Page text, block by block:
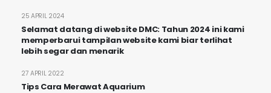
Selamat datang di website DMC: Tahun 2024 ini kami
memperbarui tampilan website kami biar terlihat
lebih segar dan menarik
25 APRIL 2024
Tips Cara Merawat Aquarium
27 APRIL 2022
Alamat